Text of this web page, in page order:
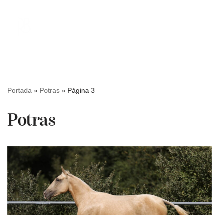
Portada » Potras » Página 3
Potras